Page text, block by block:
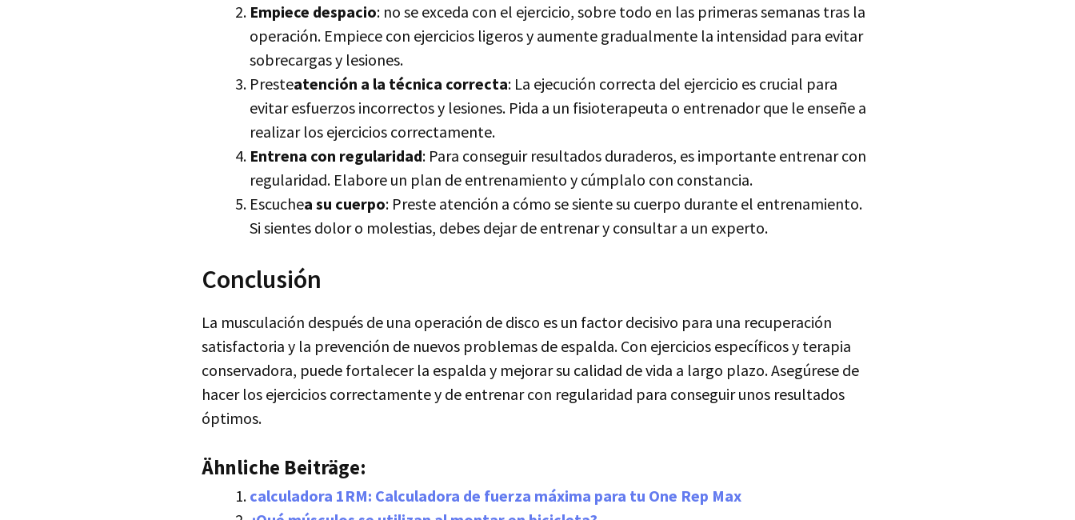
Empiece despacio: no se exceda con el ejercicio, sobre todo en las primeras semanas tras la
operación. Empiece con ejercicios ligeros y aumente gradualmente la intensidad para evitar
sobrecargas y lesiones.
Presteatención a la técnica correcta: La ejecución correcta del ejercicio es crucial para
evitar esfuerzos incorrectos y lesiones. Pida a un fisioterapeuta o entrenador que le enseñe a
realizar los ejercicios correctamente.
Entrena con regularidad: Para conseguir resultados duraderos, es importante entrenar con
regularidad. Elabore un plan de entrenamiento y cúmplalo con constancia.
Escuchea su cuerpo: Preste atención a cómo se siente su cuerpo durante el entrenamiento.
Si sientes dolor o molestias, debes dejar de entrenar y consultar a un experto.
Conclusión
La musculación después de una operación de disco es un factor decisivo para una recuperación
satisfactoria y la prevención de nuevos problemas de espalda. Con ejercicios específicos y terapia
conservadora, puede fortalecer la espalda y mejorar su calidad de vida a largo plazo. Asegúrese de
hacer los ejercicios correctamente y de entrenar con regularidad para conseguir unos resultados
óptimos.
Ähnliche Beiträge:
calculadora 1RM: Calculadora de fuerza máxima para tu One Rep Max